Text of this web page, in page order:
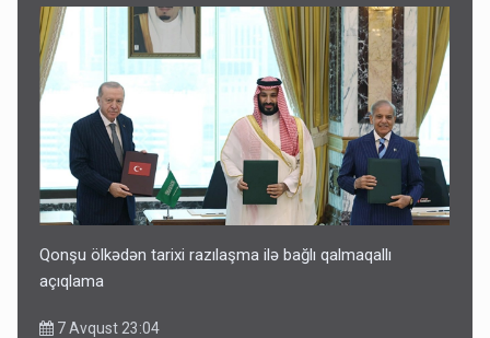
Qonşu ölkədən tarixi razılaşma ilə bağlı qalmaqallı
açıqlama
7 Avqust 23:04